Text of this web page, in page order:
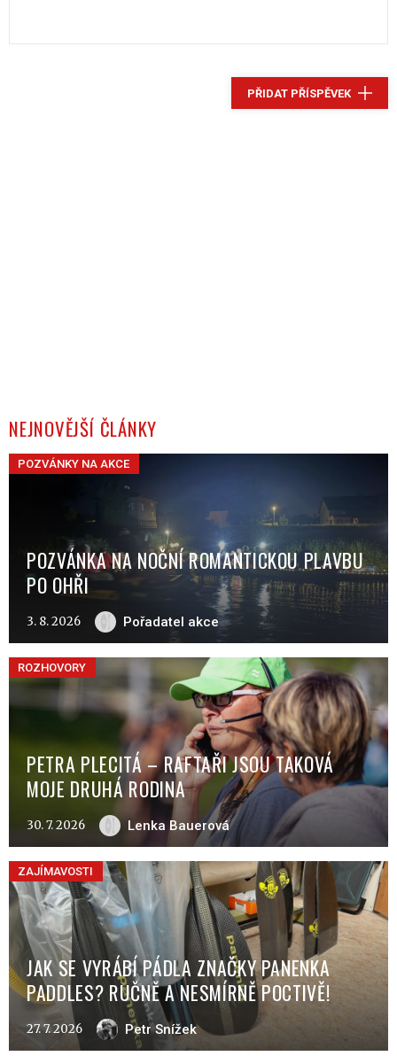
PŘIDAT PŘÍSPĚVEK
NEJNOVĚJŠÍ ČLÁNKY
POZVÁNKY NA AKCE
POZVÁNKA NA NOČNÍ ROMANTICKOU PLAVBU
PO OHŘI
3. 8. 2026 Pořadatel akce
ROZHOVORY
PETRA PLECITÁ – RAFTAŘI JSOU TAKOVÁ
MOJE DRUHÁ RODINA
30. 7. 2026 Lenka Bauerová
ZAJÍMAVOSTI
JAK SE VYRÁBÍ PÁDLA ZNAČKY PANENKA
PADDLES? RUČNĚ A NESMÍRNĚ POCTIVĚ!
27. 7. 2026 Petr Snížek